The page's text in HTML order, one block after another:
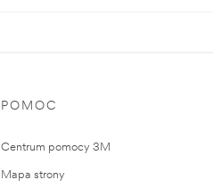
POMOC
Centrum pomocy 3M
Mapa strony